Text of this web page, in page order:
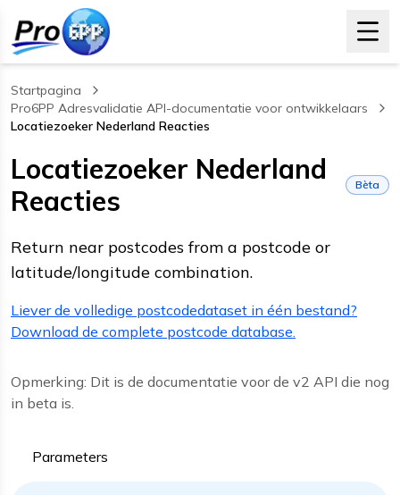
Startpagina
Pro6PP Adresvalidatie API-documentatie voor ontwikkelaars
Locatiezoeker Nederland Reacties
, current page
Locatiezoeker Nederland
Reacties
Bèta
Return near postcodes from a postcode or
latitude/longitude combination.
Liever de volledige postcodedataset in één bestand?
Download de complete postcode database.
Opmerking: Dit is de documentatie voor de v2 API die nog
in beta is.
Parameters